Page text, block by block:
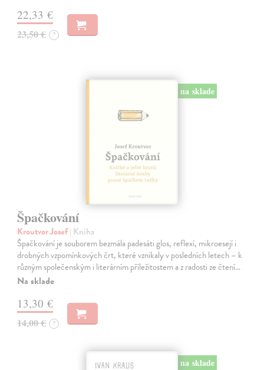
22,33 €
23,50 € ?
na sklade
Špačkování
Kroutvor Josef| Kniha
Špačkování je souborem bezmála padesáti glos, reflexí, mikroesejí i
drobných vzpomínkových črt, které vznikaly v posledních letech – k
různým společenským i literárním příležitostem a z radosti ze čtení…
Na sklade
13,30 €
14,00 € ?
na sklade